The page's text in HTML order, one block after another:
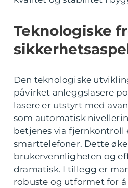
Teknologiske
Den teknologiske
påvirket anleggslasere
lasere er utstyrt med
som automatisk
betjenes via fjernkontroll
smarttelefoner. Dette
brukervennligheten og
dramatisk. I tillegg er
robuste og utformet for